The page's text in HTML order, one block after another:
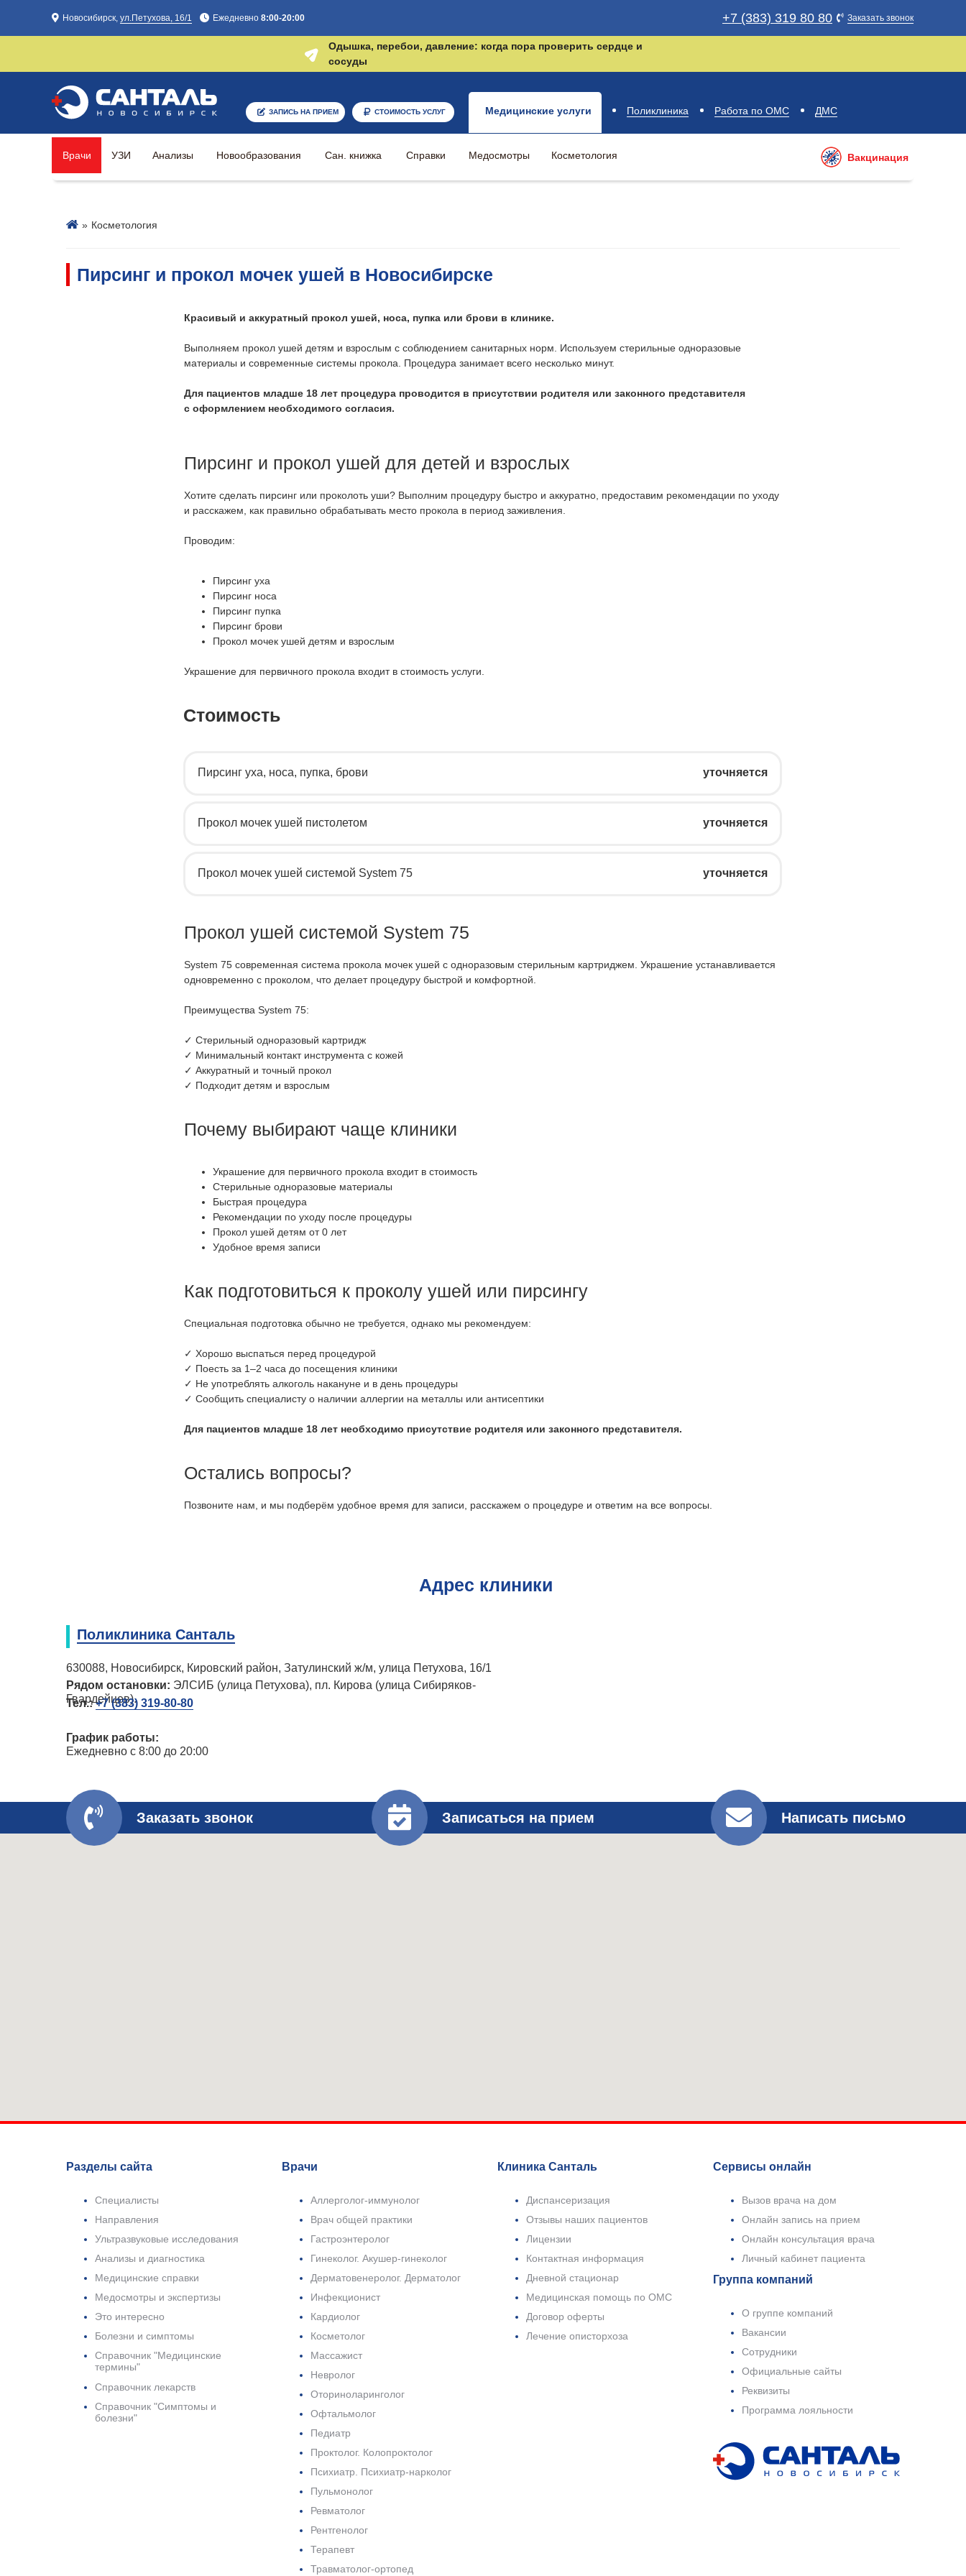
Ежедневно 8:00-20:00 Заказать звонок
+7 (383) 319 80 80
Новосибирск, ул.Петухова, 16/1
Одышка, перебои, давление: когда пора проверить сердце и
сосуды
ЗАПИСЬ НА ПРИЕМ СТОИМОСТЬ УСЛУГ Медицинские услуги Поликлиника Работа по ОМС ДМС
ЗАПИСЬ НА ПРИЕМ К ВРАЧУ РЕЗУЛЬТАТЫ АНАЛИЗОВ
УЗИ Анализы Справки Медосмотры Косметология
Новообразования Сан. книжка Вакцинация
Врачи
» Косметология
Пирсинг и прокол мочек ушей в Новосибирске
Красивый и аккуратный прокол ушей, носа, пупка или брови в клинике.
Выполняем прокол ушей детям и взрослым с соблюдением санитарных норм. Используем стерильные одноразовые
материалы и современные системы прокола. Процедура занимает всего несколько минут.
Для пациентов младше 18 лет процедура проводится в присутствии родителя или законного представителя
с оформлением необходимого согласия.
Пирсинг и прокол ушей для детей и взрослых
Хотите сделать пирсинг или проколоть уши? Выполним процедуру быстро и аккуратно, предоставим рекомендации по уходу
и расскажем, как правильно обрабатывать место прокола в период заживления.
Проводим:
Пирсинг уха
Пирсинг носа
Пирсинг пупка
Пирсинг брови
Прокол мочек ушей детям и взрослым
Украшение для первичного прокола входит в стоимость услуги.
Стоимость
Пирсинг уха, носа, пупка, брови уточняется
Прокол мочек ушей пистолетом уточняется
Прокол мочек ушей системой System 75 уточняется
Прокол ушей системой System 75
System 75 современная система прокола мочек ушей с одноразовым стерильным картриджем. Украшение устанавливается
одновременно с проколом, что делает процедуру быстрой и комфортной.
Преимущества System 75:
✓ Стерильный одноразовый картридж
✓ Минимальный контакт инструмента с кожей
✓ Аккуратный и точный прокол
✓ Подходит детям и взрослым
Почему выбирают чаще клиники
Украшение для первичного прокола входит в стоимость
Стерильные одноразовые материалы
Быстрая процедура
Рекомендации по уходу после процедуры
Прокол ушей детям от 0 лет
Удобное время записи
Как подготовиться к проколу ушей или пирсингу
Специальная подготовка обычно не требуется, однако мы рекомендуем:
✓ Хорошо выспаться перед процедурой
✓ Поесть за 1–2 часа до посещения клиники
✓ Не употреблять алкоголь накануне и в день процедуры
✓ Сообщить специалисту о наличии аллергии на металлы или антисептики
Для пациентов младше 18 лет необходимо присутствие родителя или законного представителя.
Остались вопросы?
Позвоните нам, и мы подберём удобное время для записи, расскажем о процедуре и ответим на все вопросы.
Поликлиника Санталь
Адрес клиники
630088, Новосибирск, Кировский район, Затулинский ж/м, улица Петухова, 16/1
Рядом остановки: ЭЛСИБ (улица Петухова), пл. Кирова (улица Сибиряков-
Гвардейцев).
Тел.:+7 (383) 319-80-80
График работы:
Ежедневно с 8:00 до 20:00
Заказать звонок Записаться на прием Написать письмо
Разделы сайта Врачи Клиника Санталь Сервисы онлайн
Группа компаний
Специалисты
Ультразвуковые исследования
Направления
Анализы и диагностика
Медицинские справки
Медосмотры и экспертизы
Это интересно
Болезни и симптомы
Справочник "Медицинские
термины"
Справочник лекарств
Справочник "Симптомы и
болезни"
Невролог
Массажист
Косметолог
Кардиолог
Инфекционист
Дерматовенеролог. Дерматолог
Гинеколог. Акушер-гинеколог
Гастроэнтеролог
Врач общей практики
Аллерголог-иммунолог
Диспансеризация
Отзывы наших пациентов
Лицензии
Контактная информация
Личный кабинет пациента
Онлайн консультация врача
Онлайн запись на прием
Вызов врача на дом
О группе компаний
Вакансии
Сотрудники
Официальные сайты
Программа лояльности
Реквизиты
Дневной стационар
Медицинская помощь по ОМС
Договор оферты
Лечение описторхоза
Оториноларинголог
Офтальмолог
Педиатр
Проктолог. Колопроктолог
Психиатр. Психиатр-нарколог
Пульмонолог
Ревматолог
Рентгенолог
Терапевт
Травматолог-ортопед